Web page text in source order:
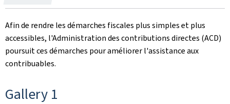
le
Afin de rendre les démarches fiscales plus simples et plus
accessibles, l'Administration des contributions directes (ACD)
poursuit ces démarches pour améliorer l'assistance aux
contribuables.
Gallery 1